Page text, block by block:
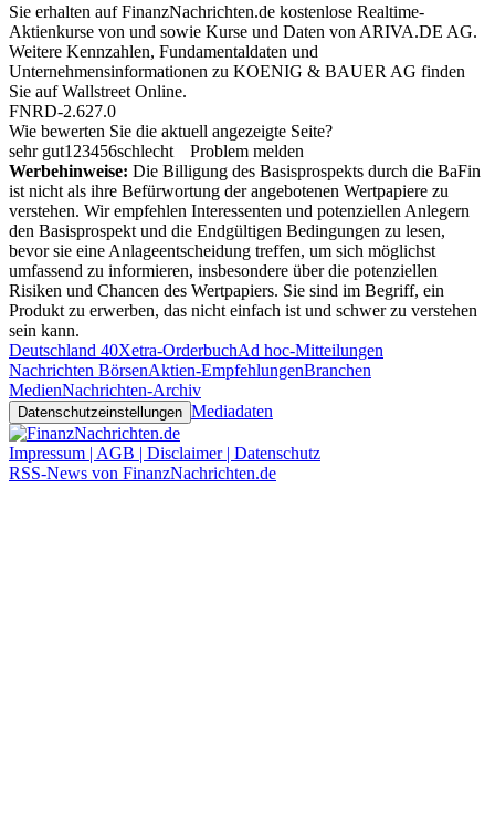
Sie erhalten auf FinanzNachrichten.de kostenlose Realtime-
Aktienkurse von und sowie Kurse und Daten von ARIVA.DE AG.
Weitere Kennzahlen, Fundamentaldaten und
Unternehmensinformationen zu KOENIG & BAUER AG finden
Sie aufWallstreet Online.
FNRD-2.627.0
Wie bewerten Sie die aktuell angezeigte Seite?
sehr gut1 23456schlecht
Problem melden
Werbehinweise: Die Billigung des Basisprospekts durch die BaFin
ist nicht als ihre Befürwortung der angebotenen Wertpapiere zu
verstehen. Wir empfehlen Interessenten und potenziellen Anlegern
den Basisprospekt und die Endgültigen Bedingungen zu lesen,
bevor sie eine Anlageentscheidung treffen, um sich möglichst
umfassend zu informieren, insbesondere über die potenziellen
Risiken und Chancen des Wertpapiers. Sie sind im Begriff, ein
Produkt zu erwerben, das nicht einfach ist und schwer zu verstehen
sein kann.
Deutschland 40Xetra-OrderbuchAd hoc-Mitteilungen
Nachrichten BörsenAktien-EmpfehlungenBranchen
MedienNachrichten-Archiv
Datenschutzeinstellungen Mediadaten
Impressum | AGB | Disclaimer | Datenschutz
RSS-News von FinanzNachrichten.de